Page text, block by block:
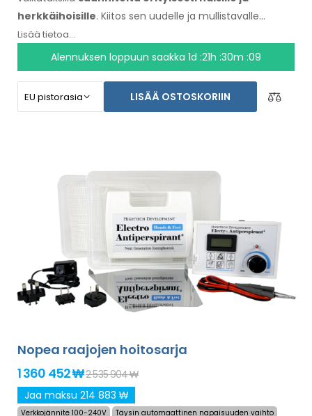
herkkäihoisille. Kiitos sen uudelle ja mullistavalle
teknologialle, sen avula voi lopettaa hikoilemisen pitkäksi
aikaa. Erityisesti suunniteltu jalkojen, kainaloiden ja käsien
hoitoon ilman avustamista muilta henkilöiltä (kaikki
sisältyy peruspakettiin). Tuotteen hinta
sisältää
Lisää tietoa...
Alennuksen loppuun saakka 1d :21h :30m :08
LISÄÄ OSTOSKORIIN
Nopea raajojen hoitosarja
1 360 452 ₩2 535 904 ₩
Jaa maksu 214 883 ₩
Verkkojännite 100-240V
Täysin automaattinen napaisuuden vaihto